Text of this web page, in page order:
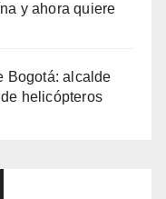
y ahora quiere
Bogotá: alcalde
helicópteros